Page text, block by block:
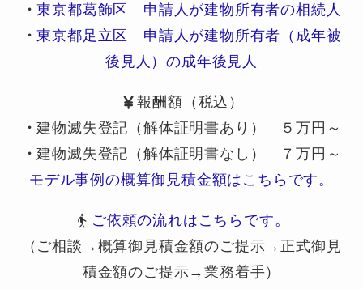
・東京都葛飾区 申請人が建物所有者の相続人
・東京都足立区 申請人が建物所有者（成年被
後見人）の成年後見人
報酬額（税込）
・建物滅失登記（解体証明書あり） ５万円～
・建物滅失登記（解体証明書なし） ７万円～
モデル事例の概算御見積金額はこちらです。
ご依頼の流れはこちらです。
（ご相談→概算御見積金額のご提示→正式御見
積金額のご提示→業務着手）